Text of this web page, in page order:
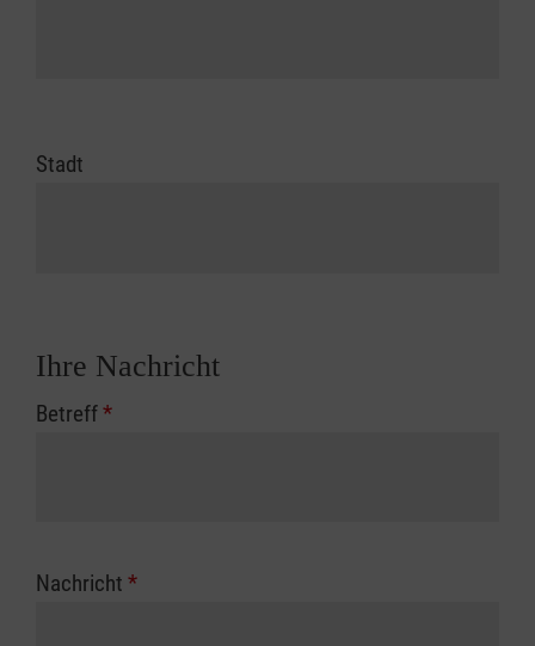
Stadt
Ihre Nachricht
Betreff*
Nachricht *